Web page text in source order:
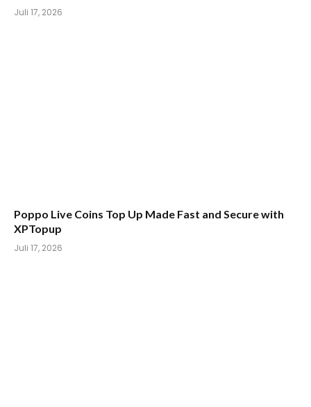
Juli 17, 2026
Poppo Live Coins Top Up Made Fast and Secure with
XPTopup
Juli 17, 2026